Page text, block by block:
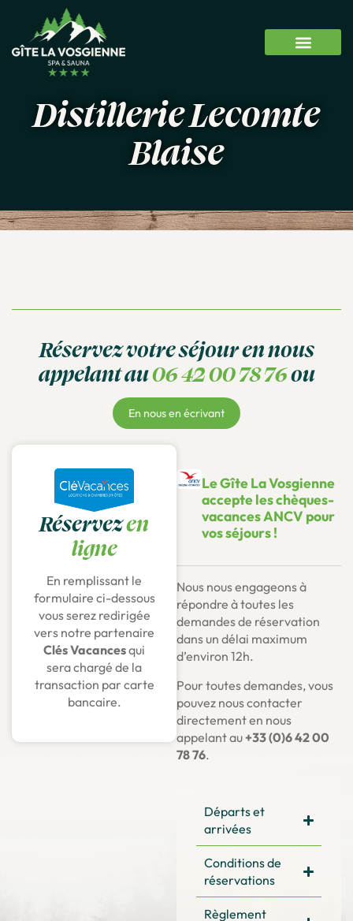
Distillerie Lecomte
Blaise
Réservez votre séjour en nous
appelant au06 42 00 78 76ou
En nous en écrivant
Réservezen
ligne
En remplissant le
formulaire ci-dessous
vous serez redirigée
vers notre partenaire
Clés Vacancesqui
sera chargé de la
transaction par carte
bancaire.
Le Gîte La Vosgienne
accepte les chèques-
vacances ANCV pour
vos séjours !
Nous nous engageons à
répondre à toutes les
demandes de réservation
dans un délai maximum
d’environ 12h.
Pour toutes demandes, vous
pouvez nous contacter
directement en nous
appelant au+33 (0)6 42 00
78 76.
Départs et
arrivées
Conditions de
réservations
Règlement